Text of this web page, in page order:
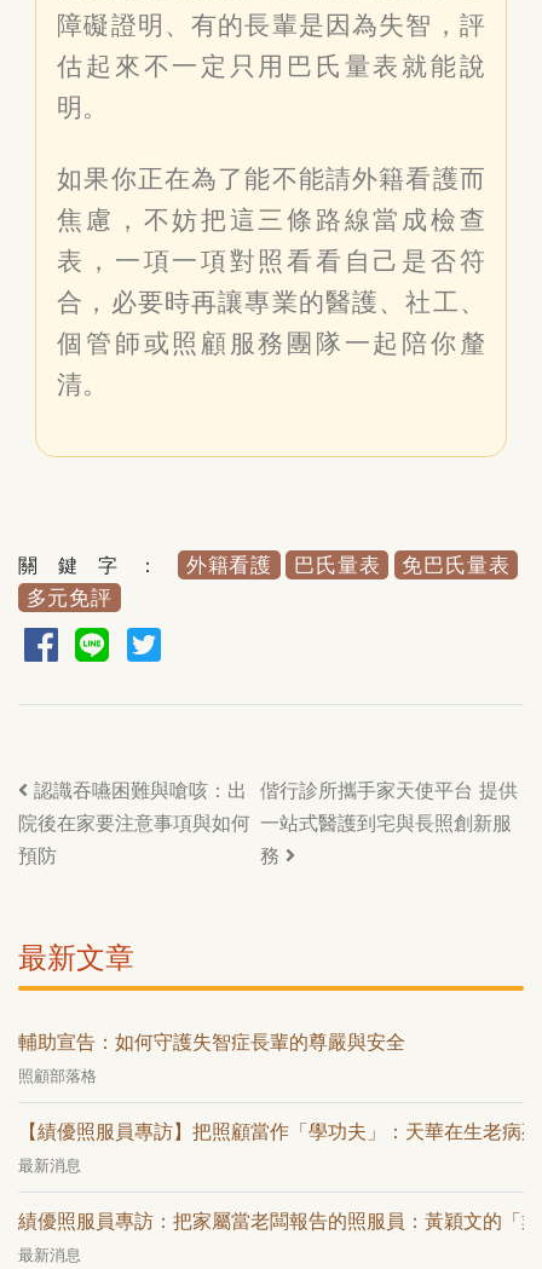
障礙證明、有的長輩是因為失智，評
估起來不一定只用巴氏量表就能說
明。
如果你正在為了能不能請外籍看護而
焦慮，不妨把這三條路線當成檢查
表，一項一項對照看看自己是否符
合，必要時再讓專業的醫護、社工、
個管師或照顧服務團隊一起陪你釐
清。
關鍵字： 外籍看護 巴氏量表
免巴氏量表
多元免評
認識吞嚥困難與嗆咳：出
院後在家要注意事項與如何
預防
偕行診所攜手家天使平台 提供
一站式醫護到宅與長照創新服
務
最新文章
輔助宣告：如何守護失智症長輩的尊嚴與安全
照顧部落格
【績優照服員專訪】把照顧當作「學功夫」：天華在生老病
最新消息
績優照服員專訪：把家屬當老闆報告的照服員：黃穎文的「
最新消息